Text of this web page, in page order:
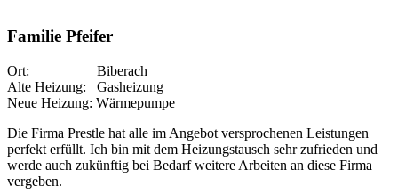
Familie Pfeifer
Ort: Biberach
Alte Heizung: Gasheizung
Neue Heizung: Wärmepumpe
Die Firma Prestle hat alle im Angebot versprochenen Leistungen
perfekt erfüllt. Ich bin mit dem Heizungstausch sehr zufrieden und
werde auch zukünftig bei Bedarf weitere Arbeiten an diese Firma
vergeben.